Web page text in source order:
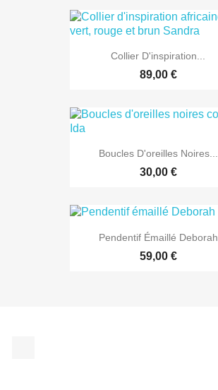
Collier D'inspiration...
89,00 €
Boucles D'oreilles Noires...
30,00 €
Pendentif Émaillé Deborah
59,00 €